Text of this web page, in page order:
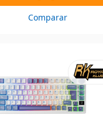
Comparar